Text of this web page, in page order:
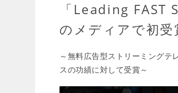
「Leading
のメディアで初受
～無料広告型ストリーミング
スの功績に対して受賞～